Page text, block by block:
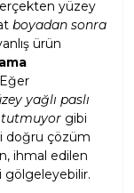
yüzey
boyadan sonra
ürün
yağlı paslı
tutmuyor gibi
doğru çözüm
ihmal edilen
gölgeleyebilir.